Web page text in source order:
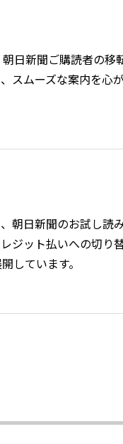
日新聞ご購読者の
スムーズな案内を心が
朝⽇新聞のお試し読
ジット払いへの切り
しています。